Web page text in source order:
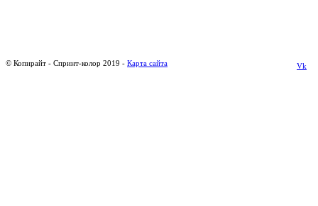
© Копирайт - Спринт-колор 2019 - Карта сайта Vk